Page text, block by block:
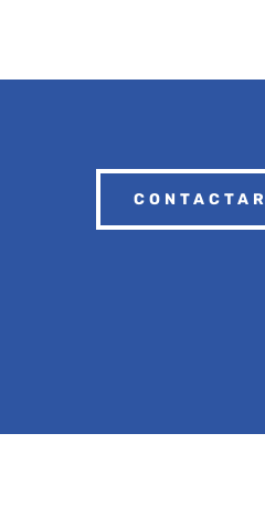
CONTACTAR